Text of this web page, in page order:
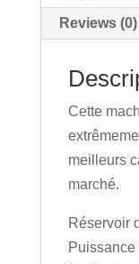
Reviews (0)
Cette
meilleurs
marché.
Réservoir
Puissance